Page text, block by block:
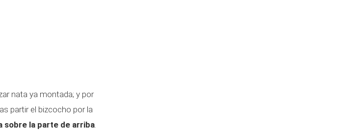
nata ya montada; y por
partir el bizcocho por la
sobre la parte de arriba.